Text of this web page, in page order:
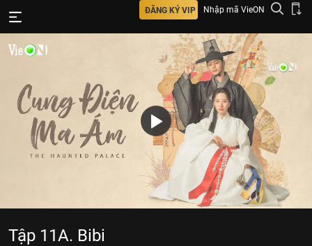
ĐĂNG KÝ VIP Nhập mã VieON
Tập 11A. Bibi